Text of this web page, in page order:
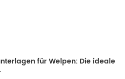
für Welpen: Die ideale